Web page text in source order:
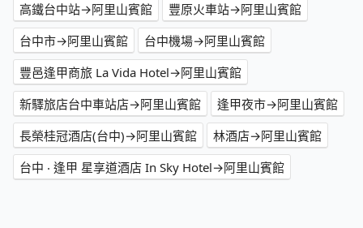
高鐵台中站→阿里山賓館
豐原火車站→阿里山賓館
台中市→阿里山賓館
台中機場→阿里山賓館
豐邑逢甲商旅 La Vida Hotel→阿里山賓館
新驛旅店台中車站店→阿里山賓館
逢甲夜市→阿里山賓館
長榮桂冠酒店(台中)→阿里山賓館
林酒店→阿里山賓館
台中 ‧ 逢甲 星享道酒店 In Sky Hotel→阿里山賓館